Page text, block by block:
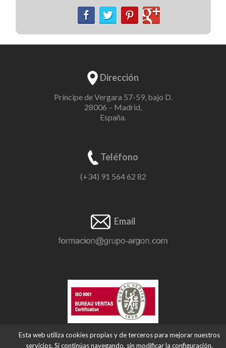
Dirección
Príncipe de Vergara 57-59, bajo D.
28006 – Madrid,
España.
Teléfono
(+34) 91 564 62 82
Email
Protocolo Anticorrupción.
Esta web utiliza cookies propias y de terceros para mejorar nuestros
servicios. Si continúas navegando, sin modificar la configuración,